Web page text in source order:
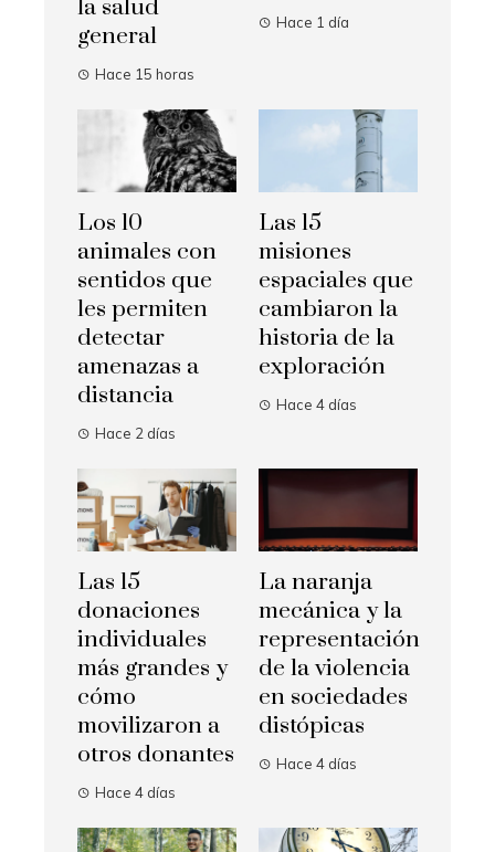
la salud
general
Hace 15 horas
Hace 1 día
Los 10
animales con
sentidos que
les permiten
detectar
amenazas a
distancia
Hace 2 días
Las 15
misiones
espaciales que
cambiaron la
historia de la
exploración
Hace 4 días
Las 15
donaciones
individuales
más grandes y
cómo
movilizaron a
otros donantes
Hace 4 días
La naranja
mecánica y la
representación
de la violencia
en sociedades
distópicas
Hace 4 días